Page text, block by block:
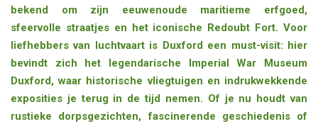
bekend om zijn eeuwenoude maritieme erfgoed,
sfeervolle straatjes en het iconische Redoubt Fort. Voor
liefhebbers van luchtvaart is Duxford een must-visit: hier
bevindt zich het legendarische Imperial War Museum
Duxford, waar historische vliegtuigen en indrukwekkende
exposities je terug in de tijd nemen. Of je nu houdt van
rustieke dorpsgezichten, fascinerende geschiedenis of